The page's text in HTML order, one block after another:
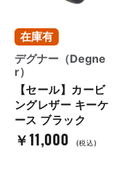
在庫有
デグナー（Degne
r）
【セール】カービ
ングレザー キーケ
ース ブラック
￥11,000 (税込)